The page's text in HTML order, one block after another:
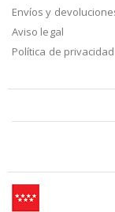
Envíos y
Aviso legal
Política de privacidad